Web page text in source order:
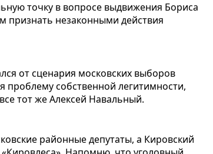
точку в вопросе выдвижения Бориса
признать незаконными действия
от сценария московских выборов
проблему собственной легитимности,
тот же Алексей Навальный.
районные депутаты, а Кировский